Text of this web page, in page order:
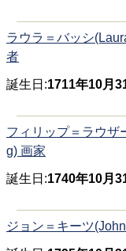
ラウラ＝バッシ
者
誕生日:1711年10月
フィリップ＝ラウザ
g) 画家
誕生日:1740年10月
ジョン＝キーツ